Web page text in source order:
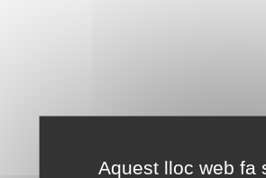
Aquest lloc web fa